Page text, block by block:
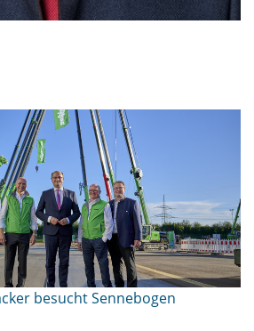
besucht Sennebogen